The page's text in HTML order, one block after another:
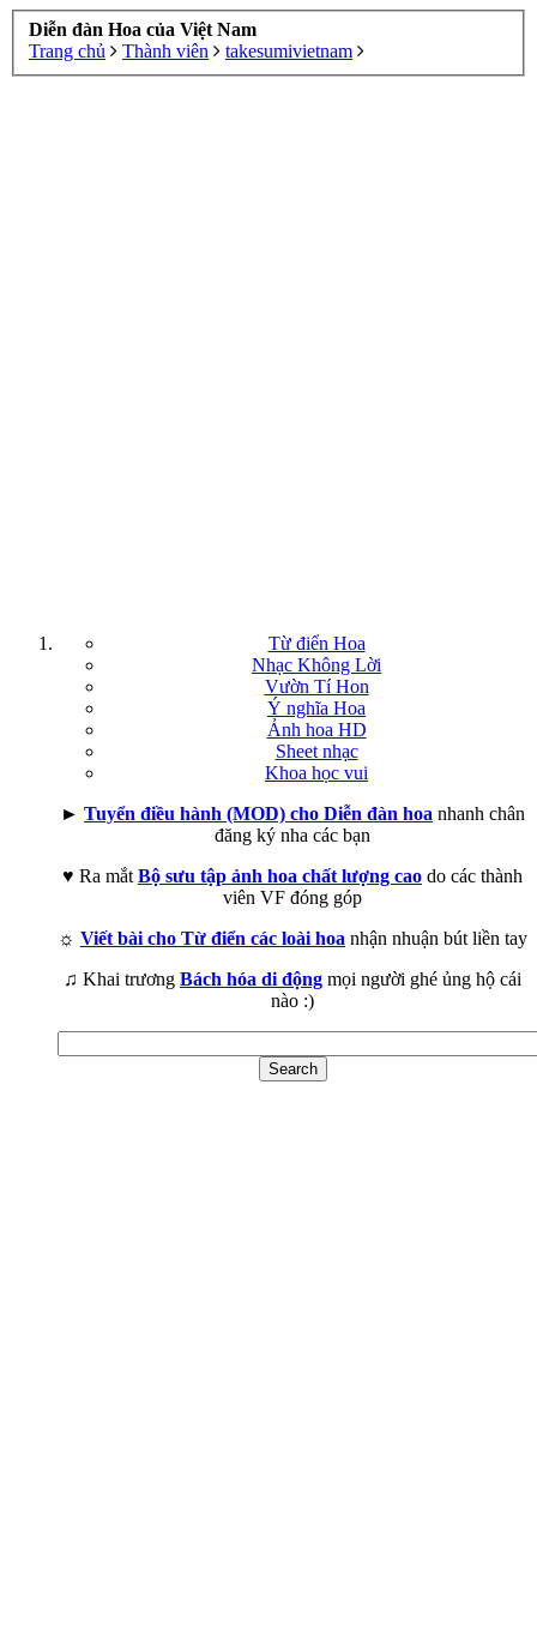
Diễn đàn Hoa của Việt Nam
Trang chủ
Thành viên takesumivietnam
Từ điển Hoa
Nhạc Không Lời
Vườn Tí Hon
Ý nghĩa Hoa
Ảnh hoa HD
Sheet nhạc
Khoa học vui
► Tuyển điều hành (MOD) cho Diễn đàn hoa nhanh chân
đăng ký nha các bạn
♥ Ra mắt Bộ sưu tập ảnh hoa chất lượng cao do các thành
viên VF đóng góp
☼ Viết bài cho Từ điển các loài hoa nhận nhuận bút liền tay
♫ Khai trương Bách hóa di động mọi người ghé ủng hộ cái
nào :)